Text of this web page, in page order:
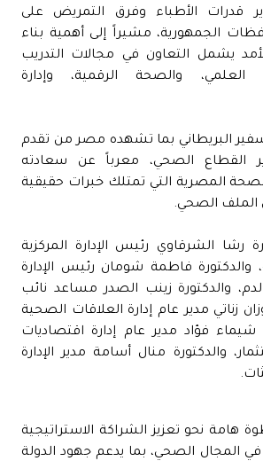
قدرات الأطباء وفرق التمريض على
الجمهورية، مشيراً إلى أهمية بناء
يشمل التعاون في مجالات التدريب
العلمي، والصحة الرقمية، وإدارة
البريطاني بما تشهده مصر من تقدم
القطاع الصحي، معرباً عن سعادته
المصرية التي تمتلك خبرات حقيقية
الملف الصحي.
رشا الشرقاوي رئيس الإدارة المركزية
والدكتورة فاطمة شومان رئيس الإدارة
والدكتورة زينب الصدر مساعد نائب
زناتي مدير عام إدارة العلاقات الصحية
شيماء فؤاد مدير عام إدارة اقتصاديات
والدكتورة منال أسامة مدير الإدارة
هامة نحو تعزيز الشراكة الاستراتيجية
المجال الصحي، بما يدعم جهود الدولة